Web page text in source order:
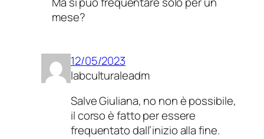
mese?
12/05/2023
labculturaleadm
Salve Giuliana, no non è possibile,
il corso è fatto per essere
frequentato dall’inizio alla fine.